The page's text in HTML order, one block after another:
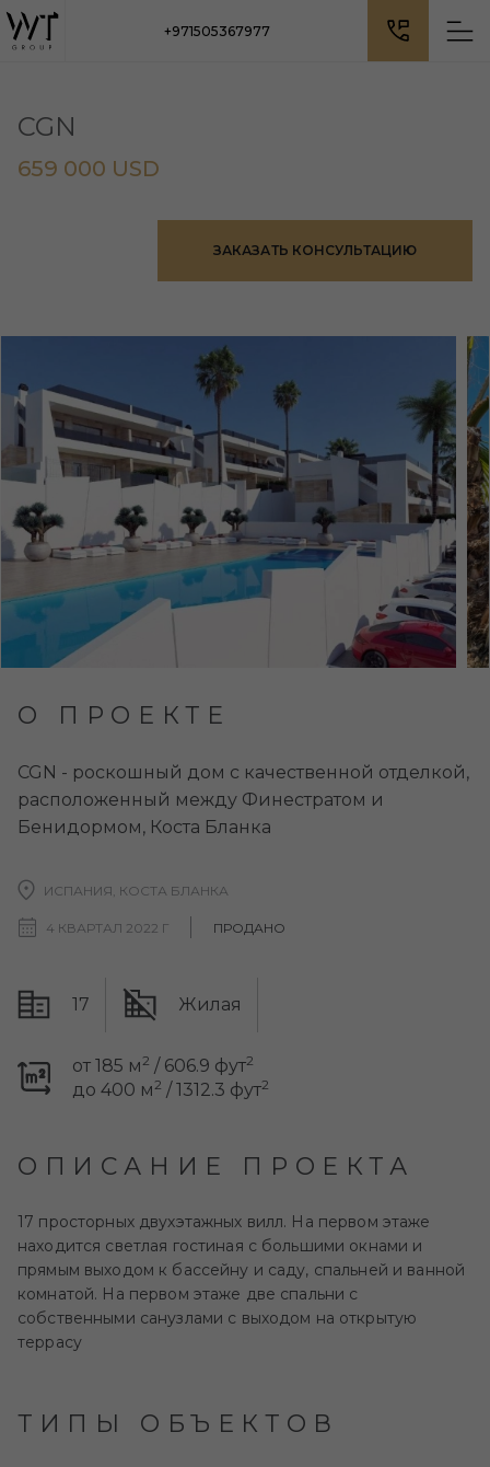
+971505367977
CGN
659 000 USD
ЗАКАЗАТЬ КОНСУЛЬТАЦИЮ
О ПРОЕКТЕ
CGN - роскошный дом с качественной отделкой,
расположенный между Финестратом и
Бенидормом, Коста Бланка
ИСПАНИЯ, КОСТА БЛАНКА
4 КВАРТАЛ 2022 Г ПРОДАНО
17 Жилая
от 185 м2 / 606.9 фут2
до 400 м2 / 1312.3 фут2
ОПИСАНИЕ ПРОЕКТА
17 просторных двухэтажных вилл. На первом этаже
находится светлая гостиная с большими окнами и
прямым выходом к бассейну и саду, спальней и ванной
комнатой. На первом этаже две спальни с
собственными санузлами с выходом на открытую
террасу
ТИПЫ ОБЪЕКТОВ